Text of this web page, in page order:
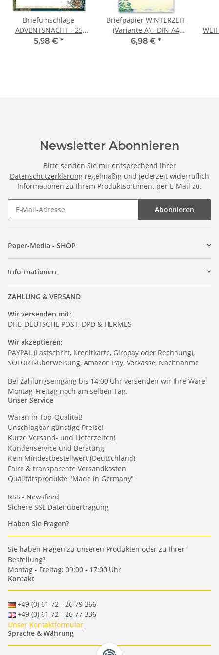
Briefumschläge
ADVENTSNACHT - 25
Stück DIN LANG (ohne
5,98 € *
Briefpapier WINTERZEIT
(Variante A) - DIN A4
Format 50 Blatt
6,98 € *
Newsletter Abonnieren
Bitte senden Sie mir entsprechend Ihrer
Datenschutzerklärung regelmäßig und jederzeit widerruflich
Informationen zu Ihrem Produktsortiment per E-Mail zu.
Abonnieren
Paper-Media - SHOP
Informationen
ZAHLUNG & VERSAND
Wir versenden mit:
DHL, DEUTSCHE POST, DPD & HERMES
Wir akzeptieren:
PAYPAL (Lastschrift, Kreditkarte, Giropay oder Rechnung),
SOFORT-Überweisung, Amazon Pay, Vorkasse, Nachnahme
Bei Zahlungseingang bis 14:00 Uhr versenden wir Ihre Ware
Montag-Freitag noch am selben Tag.
Unser Service
Waren in Top-Qualität!
Unschlagbar günstige Preise!
Kurze Versand- und Lieferzeiten!
Kundenservice und Beratung
Kein Mindestbestellwert (Deutschland)
Faire & transparente Versandkosten
Qualitätsprodukte "Made in Germany"
RSS - Newsfeed
Sichere SSL Datenübertragung
Haben Sie Fragen?
Sie haben Fragen zu unseren Produkten oder zu Ihrer
Bestellung?
Montag - Freitag: 09:00 - 17:00 Uhr
Kontakt
+49 (0) 61 72 - 26 79 366
+49 (0) 61 72 - 26 77 336
Unser Kontaktformular
Sprache & Währung